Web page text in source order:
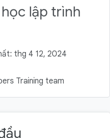
lập trình
thg 4 12, 2024
Training team